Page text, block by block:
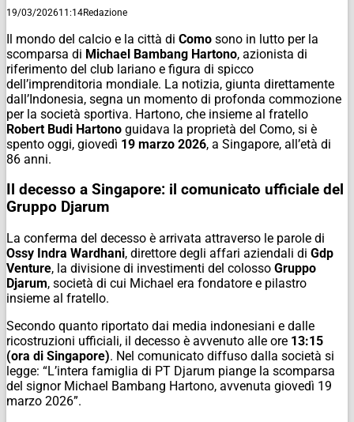
19/03/202611:14Redazione
Il mondo del calcio e la città di Como sono in lutto per la
scomparsa di Michael Bambang Hartono, azionista di
riferimento del club lariano e figura di spicco
dell’imprenditoria mondiale. La notizia, giunta direttamente
dall’Indonesia, segna un momento di profonda commozione
per la società sportiva. Hartono, che insieme al fratello
Robert Budi Hartono guidava la proprietà del Como, si è
spento oggi, giovedì 19 marzo 2026, a Singapore, all’età di
86 anni.
Il decesso a Singapore: il comunicato ufficiale del
Gruppo Djarum
La conferma del decesso è arrivata attraverso le parole di
Ossy Indra Wardhani, direttore degli affari aziendali di Gdp
Venture, la divisione di investimenti del colosso Gruppo
Djarum, società di cui Michael era fondatore e pilastro
insieme al fratello.
Secondo quanto riportato dai media indonesiani e dalle
ricostruzioni ufficiali, il decesso è avvenuto alle ore 13:15
(ora di Singapore). Nel comunicato diffuso dalla società si
legge: “L’intera famiglia di PT Djarum piange la scomparsa
del signor Michael Bambang Hartono, avvenuta giovedì 19
marzo 2026”.